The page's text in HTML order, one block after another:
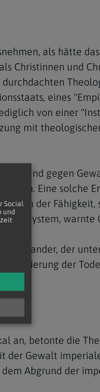
als hätte
Christinnen und
eines
von einer
mit
gegen
Eine solche
auch der
System, warnte
der
der
an, betonte die
der Gewalt
Abgrund der
Social
und